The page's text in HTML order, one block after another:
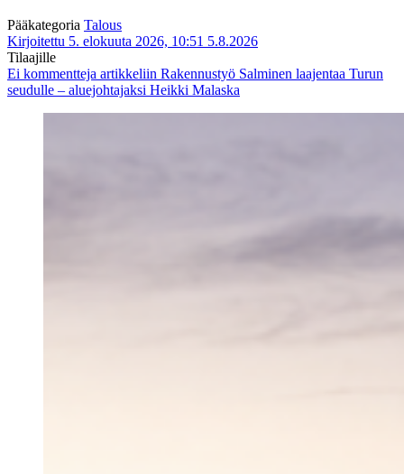
Pääkategoria Talous
Kirjoitettu 5. elokuuta 2026, 10:51 5.8.2026
Tilaajille
Ei kommentteja artikkeliin Rakennustyö Salminen laajentaa Turun
seudulle – aluejohtajaksi Heikki Malaska